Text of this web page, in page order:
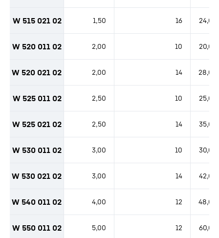
W 515 021 02 1,50 16 24,00
W 520 011 02 2,00 10 20,00
W 520 021 02 2,00 14 28,00
W 525 011 02 2,50 10 25,00
W 525 021 02 2,50 14 35,00
W 530 011 02 3,00 10 30,00
W 530 021 02 3,00 14 42,00
W 540 011 02 4,00 12 48,00
W 550 011 02 5,00 12 60,00